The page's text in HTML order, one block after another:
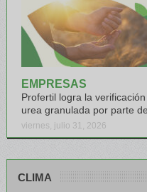
EMPRESAS
Profertil logra la
urea granulada por parte
viernes, julio 31, 2026
CLIMA